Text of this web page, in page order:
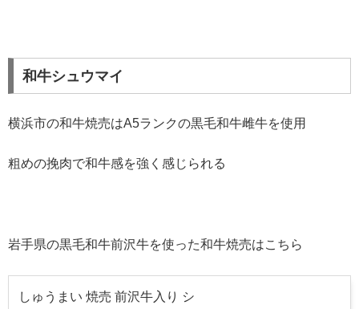
和牛シュウマイ
横浜市の和牛焼売はA5ランクの黒毛和牛雌牛を使用
粗めの挽肉で和牛感を強く感じられる
岩手県の黒毛和牛前沢牛を使った和牛焼売はこちら
しゅうまい 焼売 前沢牛入り シ